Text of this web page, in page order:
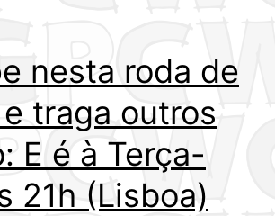
nesta roda de
traga outros
E é à Terça-
21h (Lisboa)